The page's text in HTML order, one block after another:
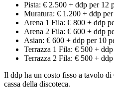
Pista: € 2.500 + ddp per 12
Muratura: € 1.200 + ddp
Arena 1 Fila: € 800 + ddp
Arena 2 Fila: € 600 + ddp
Asian: € 600 + ddp per 10
Terrazza 1 Fila: € 500 +
Terrazza 2 Fila: € 500 +
Il ddp ha un costo fisso a tavolo di
cassa della discoteca.